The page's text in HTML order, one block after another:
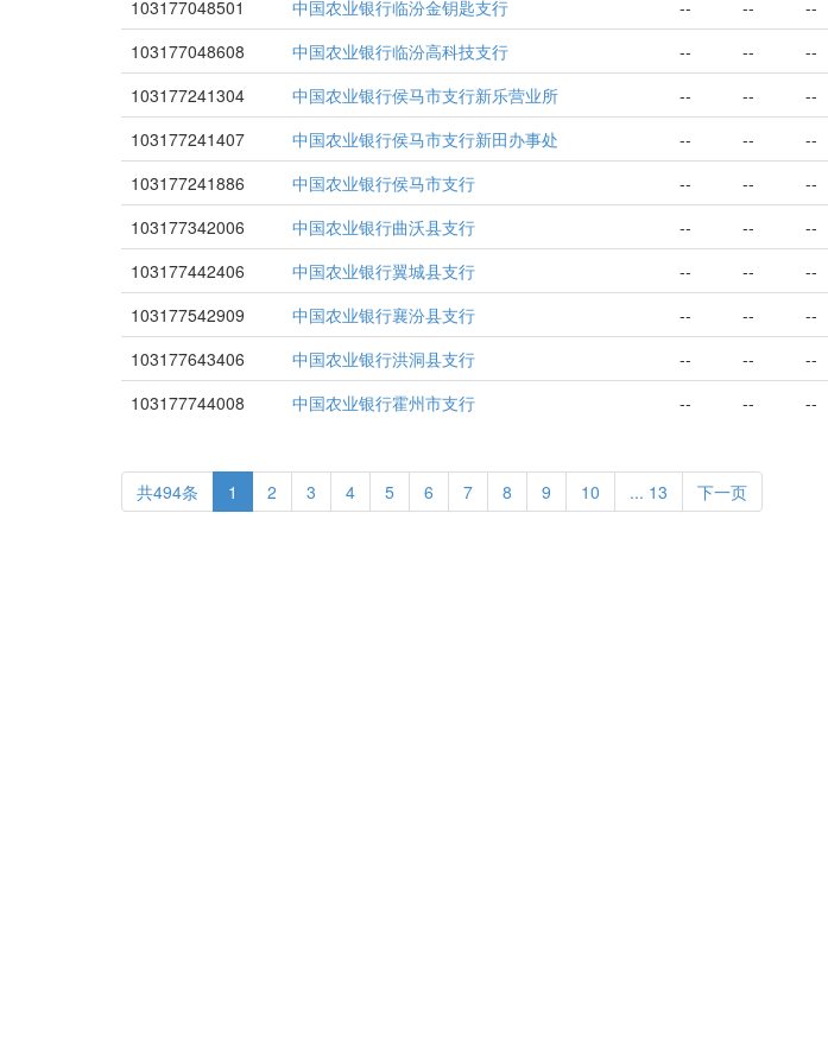
103177048501
中国农业银行临汾金钥匙支行 -- -- --
103177048608
中国农业银行临汾高科技支行 -- -- --
103177241304
中国农业银行侯马市支行新乐营业所 -- -- --
103177241407
中国农业银行侯马市支行新田办事处 -- -- --
103177241886
中国农业银行侯马市支行 -- -- --
103177342006
中国农业银行曲沃县支行 -- -- --
103177442406
中国农业银行翼城县支行 -- -- --
103177542909
中国农业银行襄汾县支行 -- -- --
103177643406
中国农业银行洪洞县支行 -- -- --
103177744008
中国农业银行霍州市支行 -- -- --
共494条 1 2 3 4 5 6 7 8 9 10 ... 13 下一页